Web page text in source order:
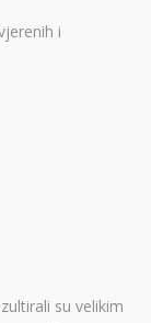
i
su velikim